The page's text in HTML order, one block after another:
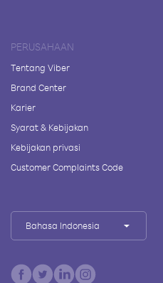
PERUSAHAAN
Tentang Viber
Brand Center
Karier
Syarat & Kebijakan
Kebijakan privasi
Customer Complaints Code
Bahasa Indonesia